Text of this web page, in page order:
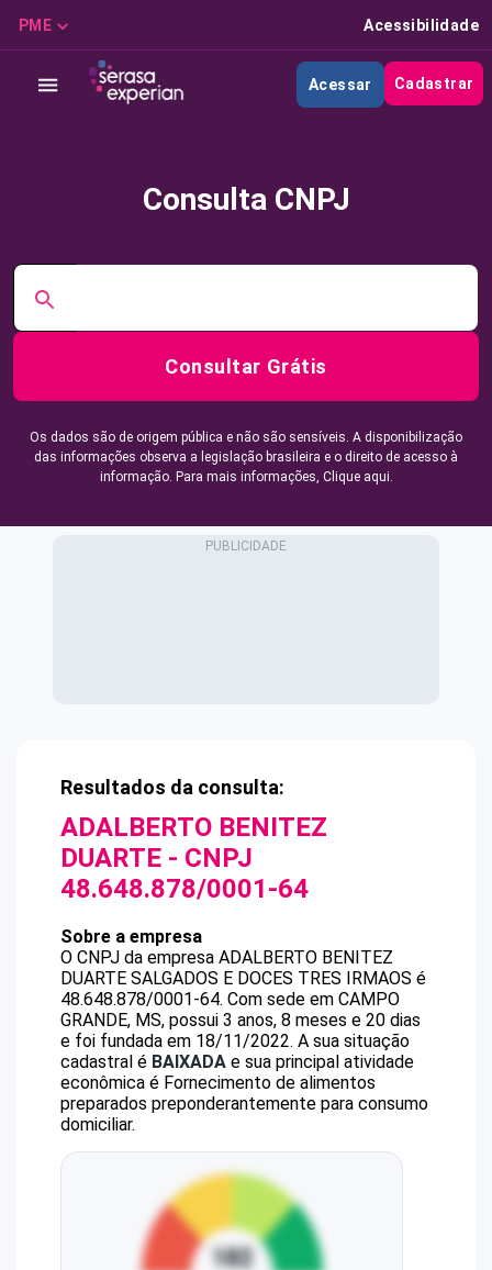
PME Acessibilidade
Acessar Cadastrar
Consulta CNPJ
Consultar Grátis
Os dados são de origem pública e não são sensíveis. A disponibilização
das informações observa a legislação brasileira e o direito de acesso à
informação. Para mais informações, Clique aqui.
Resultados da consulta:
ADALBERTO BENITEZ
DUARTE - CNPJ
48.648.878/0001-64
Sobre a empresa
O CNPJ da empresa ADALBERTO BENITEZ
DUARTE SALGADOS E DOCES TRES IRMAOS é
48.648.878/0001-64. Com sede em CAMPO
GRANDE, MS, possui 3 anos, 8 meses e 20 dias
e foi fundada em 18/11/2022. A sua situação
cadastral é BAIXADA e sua principal atividade
econômica é Fornecimento de alimentos
preparados preponderantemente para consumo
domiciliar.